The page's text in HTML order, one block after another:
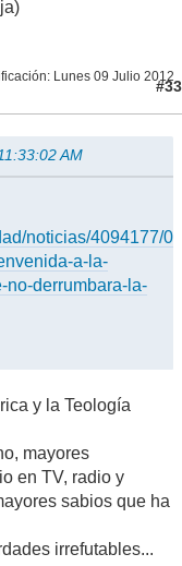
: Lunes 09 Julio 2012
#33
AM
noticias/4094177/0
a-la-
no-derrumbara-la-
y la Teología
mayores
en TV, radio y
sabios que ha
irrefutables...